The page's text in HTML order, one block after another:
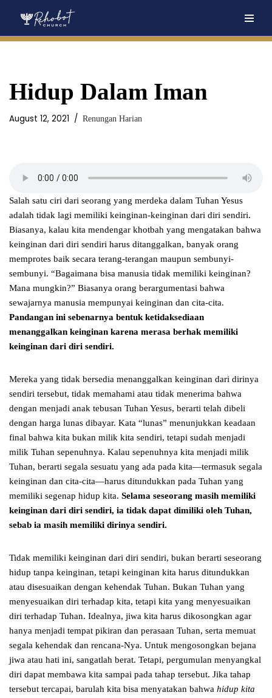
Hidup Dalam Iman
August 12, 2021 Renungan Harian
Salah satu ciri dari seorang yang merdeka dalam Tuhan Yesus
adalah tidak lagi memiliki keinginan-keinginan dari diri sendiri.
Biasanya, kalau kita mendengar khotbah yang mengatakan bahwa
keinginan dari diri sendiri harus ditanggalkan, banyak orang
memprotes baik secara terang-terangan maupun sembunyi-
sembunyi. “Bagaimana bisa manusia tidak memiliki keinginan?
Mana mungkin?” Biasanya orang berargumentasi bahwa
sewajarnya manusia mempunyai keinginan dan cita-cita.
Pandangan ini sebenarnya bentuk ketidaksediaan
menanggalkan keinginan karena merasa berhak memiliki
keinginan dari diri sendiri.
Mereka yang tidak bersedia menanggalkan keinginan dari dirinya
sendiri tersebut, tidak memahami atau tidak menerima bahwa
dengan menjadi anak tebusan Tuhan Yesus, berarti telah dibeli
dengan harga lunas dibayar. Kata “lunas” menunjukkan keadaan
final bahwa kita bukan milik kita sendiri, tetapi sudah menjadi
milik Tuhan sepenuhnya. Kalau sepenuhnya kita menjadi milik
Tuhan, berarti segala sesuatu yang ada pada kita—termasuk segala
keinginan dan cita-cita—harus ditundukkan pada Tuhan yang
memiliki segenap hidup kita. Selama seseorang masih memiliki
keinginan dari diri sendiri, ia tidak dapat dimiliki oleh Tuhan,
sebab ia masih memiliki dirinya sendiri.
Tidak memiliki keinginan dari diri sendiri, bukan berarti seseorang
hidup tanpa keinginan, tetapi keinginan kita harus ditundukkan
atau disesuaikan dengan kehendak Tuhan. Bukan Tuhan yang
menyesuaikan diri terhadap kita, tetapi kita yang menyesuaikan
diri terhadap Tuhan. Idealnya, jiwa kita harus dikosongkan agar
hanya menjadi tempat pikiran dan perasaan Tuhan, serta memuat
segala kehendak dan rencana-Nya. Untuk mengosongkan bejana
jiwa atau hati ini, sangatlah berat. Tetapi, pergumulan menyangkal
diri dapat membawa kita sampai pada tahap tersebut. Jika tahap
tersebut tercapai, barulah kita bisa menyatakan bahwa hidup kita